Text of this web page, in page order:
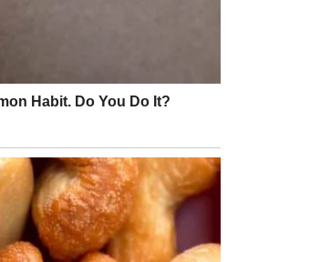
istinama i dubokim emocijama.